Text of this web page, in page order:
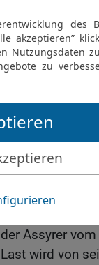
will ihnen
23 Ich mache
Besitz nehmen.
nichts mehr von
Assyriens
Der HERR,
dabei: Was ich
habe, wird
25
Ich
meinen
der Assyrer
Last wird von